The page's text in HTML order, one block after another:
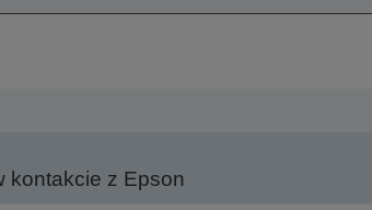
kontakcie z Epson